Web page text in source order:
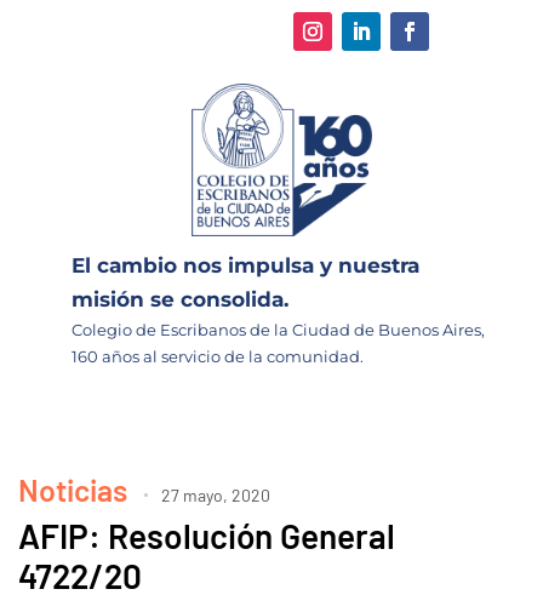
El cambio nos impulsa y nuestra
misión se consolida.
Colegio de Escribanos de la Ciudad de Buenos Aires,
160 años al servicio de la comunidad.
Noticias 27 mayo, 2020
AFIP: Resolución General
4722/20